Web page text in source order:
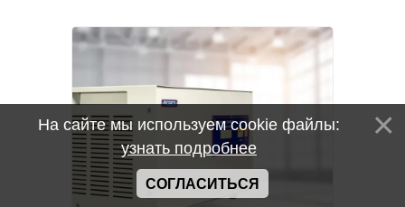
На сайте мы используем cookie файлы:
узнать подробнее
СОГЛАСИТЬСЯ